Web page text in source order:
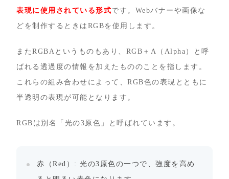
表現に使用されている形式です。Webバナーや画像な
どを制作するときはRGBを使用します。
またRGBAというものもあり、RGB＋A（Alpha）と呼
ばれる透過度の情報を加えたもののことを指します。
これらの組み合わせによって、RGB色の表現とともに
半透明の表現が可能となります。
RGBは別名「光の3原色」と呼ばれています。
赤（Red）: 光の3原色の一つで、強度を高め